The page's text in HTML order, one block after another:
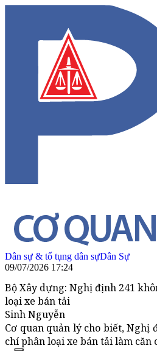
Dân sự & tố tụng dân sựDân Sự
09/07/2026 17:24
Bộ Xây dựng: Nghị định 241
loại xe bán tải
Sinh Nguyễn
Cơ quan quản lý cho biết,
chí phân loại xe bán tải làm căn